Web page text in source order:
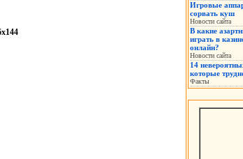
Игровые
сорвать куш
Новости сайта
В какие
играть в
онлайн?
Новости сайта
14
которые
Факты